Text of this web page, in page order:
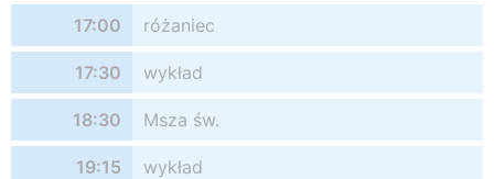
17:00 różaniec
17:30 wykład
18:30 Msza św.
19:15 wykład